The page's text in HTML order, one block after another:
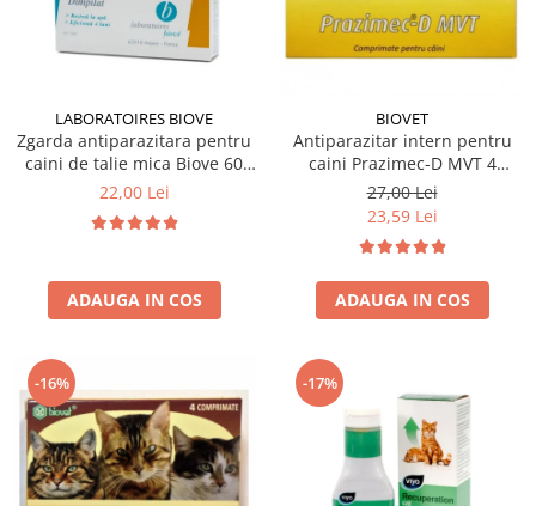
Hrana uscata
Hrana uscata caini
Caine Adult
Caine Senior
Oferta 2 saci
Covorase & Scutece
Solutii auriculare
Solutii dentare
Solutii oftalmice
Oferte
Recompense caini
Hrana umeda
Hrana uscata
Pisica Adult
Pisica Junior
Pisica Senior
Pisica Sterilizata
Asternut igienic
Igiena pisici
Oferte
Recompense pisici
LABORATOIRES BIOVE
Zgarda antiparazitara pentru
caini de talie mica Biove 60
cm
22,00 Lei
ADAUGA IN COS
BIOVET
Antiparazitar intern pentru
caini Prazimec-D MVT 4
comprimate
27,00 Lei
23,59 Lei
ADAUGA IN COS
-16% -17%